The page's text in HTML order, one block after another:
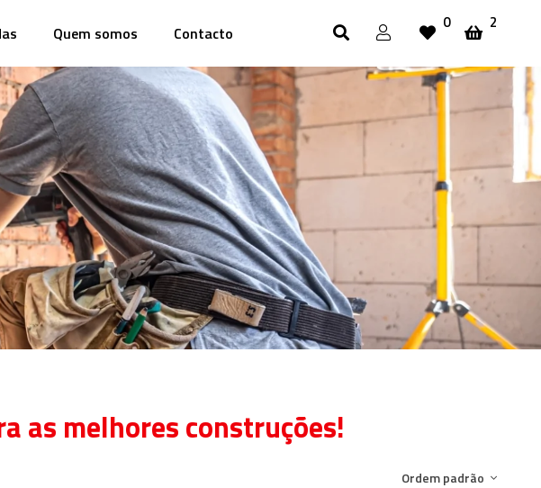
Quem somos Contacto
0 2
as melhores construções!
Ordem padrão